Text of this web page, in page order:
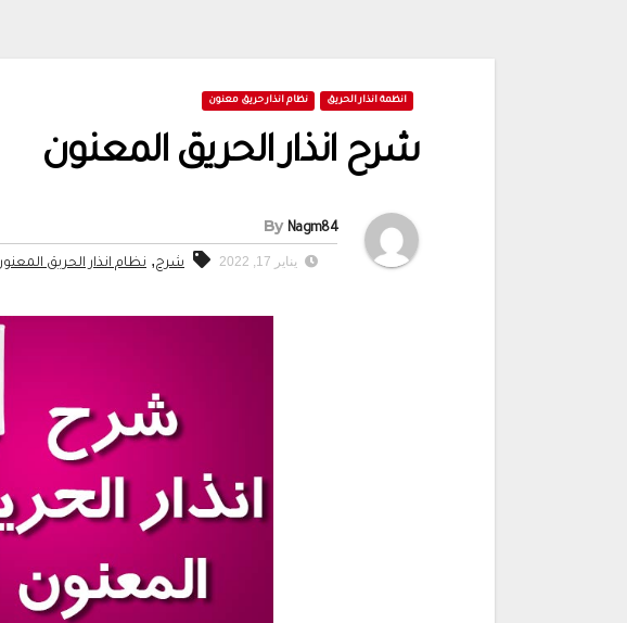
انظمة انذار الحريق نظام انذار حريق معنون
شرح انذار الحريق المعنون
By Nagm84
يناير 17, 2022 شرح, نظام انذار الحريق